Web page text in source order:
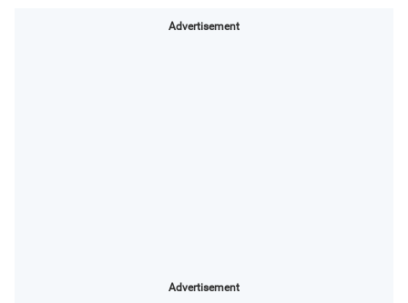
Advertisement
Advertisement